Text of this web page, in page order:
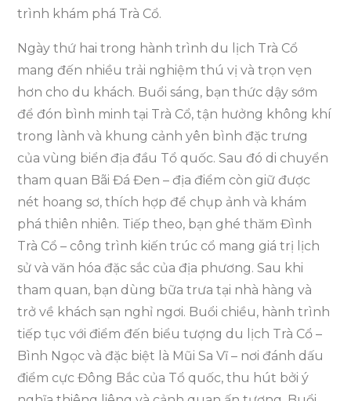
trình khám phá Trà Cổ.
Ngày thứ hai trong hành trình du lịch Trà Cổ
mang đến nhiều trải nghiệm thú vị và trọn vẹn
hơn cho du khách. Buổi sáng, bạn thức dậy sớm
để đón bình minh tại Trà Cổ, tận hưởng không khí
trong lành và khung cảnh yên bình đặc trưng
của vùng biển địa đầu Tổ quốc. Sau đó di chuyển
tham quan Bãi Đá Đen – địa điểm còn giữ được
nét hoang sơ, thích hợp để chụp ảnh và khám
phá thiên nhiên. Tiếp theo, bạn ghé thăm Đình
Trà Cổ – công trình kiến trúc cổ mang giá trị lịch
sử và văn hóa đặc sắc của địa phương. Sau khi
tham quan, bạn dùng bữa trưa tại nhà hàng và
trở về khách sạn nghỉ ngơi. Buổi chiều, hành trình
tiếp tục với điểm đến biểu tượng du lịch Trà Cổ –
Bình Ngọc và đặc biệt là Mũi Sa Vĩ – nơi đánh dấu
điểm cực Đông Bắc của Tổ quốc, thu hút bởi ý